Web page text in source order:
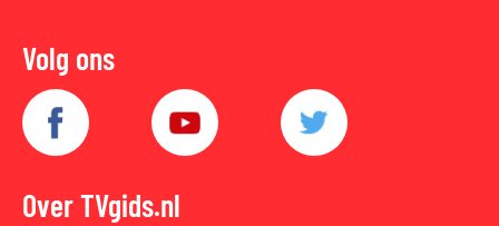
Volg ons
Over TVgids.nl